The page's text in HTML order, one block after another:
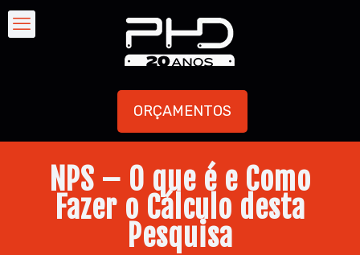
ORÇAMENTOS
NPS – O que é e Como
Fazer o Cálculo desta
Pesquisa